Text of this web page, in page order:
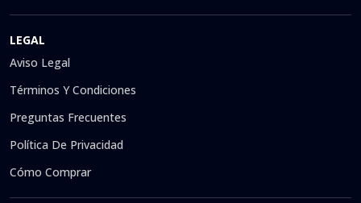
LEGAL
Aviso Legal
Términos Y Condiciones
Preguntas Frecuentes
Política De Privacidad
Cómo Comprar